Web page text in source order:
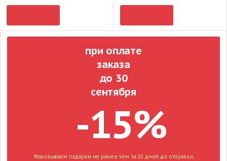
-15%
при оплате
заказа
до 30
сентября
Упаковываем подарки не ранее чем за 20 дней до отправки,